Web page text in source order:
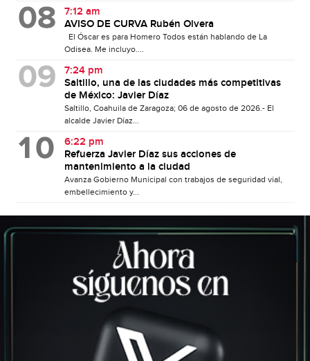
7:12 am
AVISO DE CURVA Rubén Olvera
El Óscar es para Homero Todos están hablando de La
Odisea. Me incluyo....
7:24 pm
Saltillo, una de las ciudades más competitivas
de México: Javier Díaz
Saltillo, Coahuila de Zaragoza; 06 de agosto de 2026.- El
alcalde Javier Díaz...
6:22 pm
Refuerza Javier Díaz sus acciones de
mantenimiento a la ciudad
Avanza Gobierno Municipal con trabajos de seguridad vial,
embellecimiento y...